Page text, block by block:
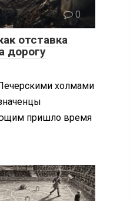
0
отставка
дорогу
холмами
пришло время